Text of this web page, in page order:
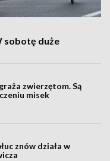
sobotę duże
zwierzętom. Są
misek
znów działa w